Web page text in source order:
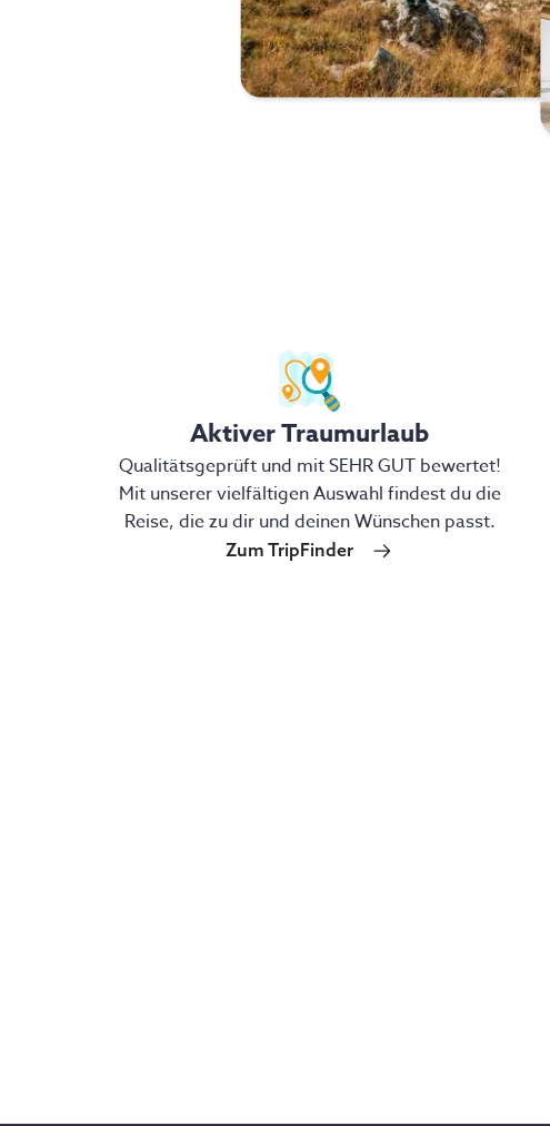
Aktiver Traumurlaub
Qualitätsgeprüft und mit SEHR GUT bewertet!
Mit unserer vielfältigen Auswahl findest du die
Reise, die zu dir und deinen Wünschen passt.
Zum TripFinder